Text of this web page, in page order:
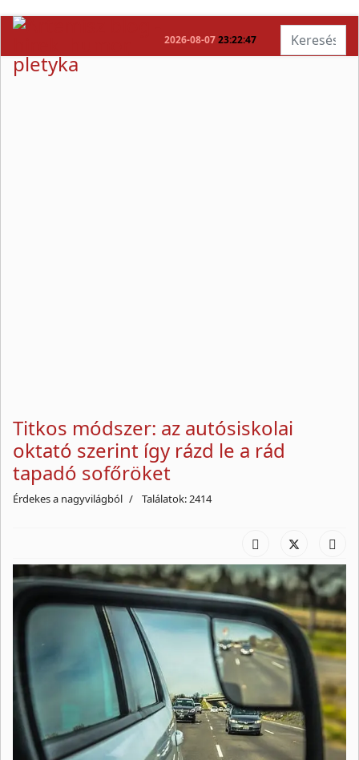
2026-08-07 23:22:47 Keresés...
Titkos módszer: az autósiskolai
oktató szerint így rázd le a rád
tapadó sofőröket
Érdekes a nagyvilágból Találatok: 2414